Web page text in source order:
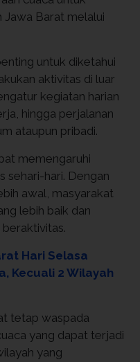
Jawa Barat melalui
untuk diketahui
aktivitas di luar
kegiatan harian
hingga perjalanan
ataupun pribadi.
memengaruhi
sehari-hari. Dengan
awal, masyarakat
lebih baik dan
Hari Selasa
Kecuali 2 Wilayah
tetap waspada
yang dapat terjadi
yang